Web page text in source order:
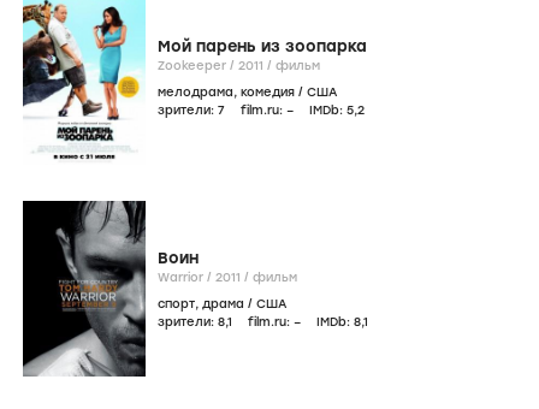
Мой парень из зоопарка
Zookeeper / 2011 / фильм
мелодрама, комедия / США
зрители: 7 film.ru: – IMDb: 5,2
Воин
Warrior / 2011 / фильм
спорт, драма / США
зрители: 8,1 film.ru: – IMDb: 8,1